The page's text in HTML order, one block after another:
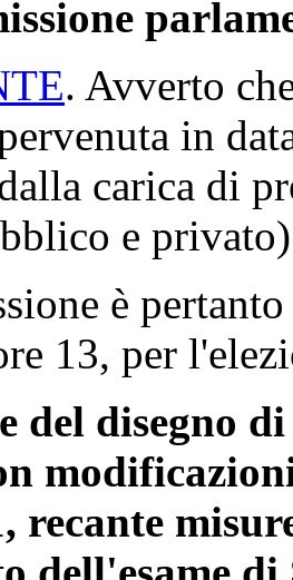
. Avverto
in
carica di
e
è
13, per
del disegno
recante